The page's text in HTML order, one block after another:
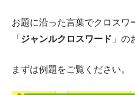
お題に沿った言葉でクロスワ
「ジャンルクロスワード 」の
まずは例題をご覧ください。